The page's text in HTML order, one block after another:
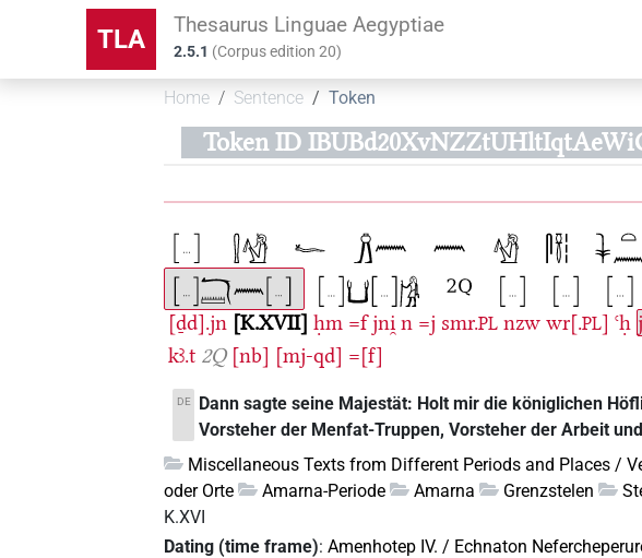
TLA Thesaurus Linguae Aegyptiae
2.5.1 (Corpus edition20)
Home Sentence Token
Token ID
[ḏd].jn K.XVII ḥm =f jni̯ n =j smr.PL nzw wr[.PL] ꜥḥ
kꜣ.t 2Q [nb] [mj-qd] =[f]
DE
Dann sagte seine Majestät: Holt mir die königlichen
Vorsteher der Menfat-Truppen, Vorsteher der Arbeit
Miscellaneous Texts from Different Periods and Places /
oder Orte
Amarna-Periode Amarna Grenzstelen
K.XVI
Dating (time frame):Amenhotep IV. / Echnaton